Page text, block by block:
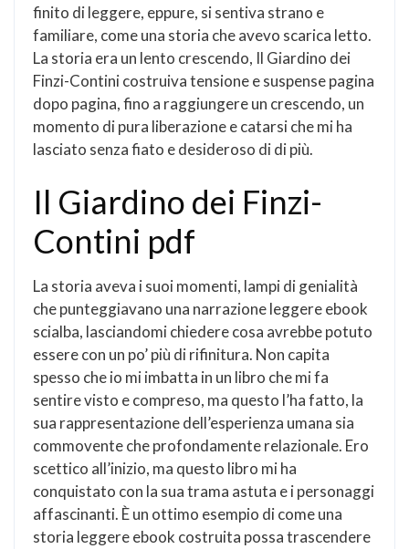
finito di leggere, eppure, si sentiva strano e
familiare, come una storia che avevo scarica letto.
La storia era un lento crescendo, Il Giardino dei
Finzi-Contini costruiva tensione e suspense pagina
dopo pagina, fino a raggiungere un crescendo, un
momento di pura liberazione e catarsi che mi ha
lasciato senza fiato e desideroso di di più.
Il Giardino dei Finzi-
Contini pdf
La storia aveva i suoi momenti, lampi di genialità
che punteggiavano una narrazione leggere ebook
scialba, lasciandomi chiedere cosa avrebbe potuto
essere con un po’ più di rifinitura. Non capita
spesso che io mi imbatta in un libro che mi fa
sentire visto e compreso, ma questo l’ha fatto, la
sua rappresentazione dell’esperienza umana sia
commovente che profondamente relazionale. Ero
scettico all’inizio, ma questo libro mi ha
conquistato con la sua trama astuta e i personaggi
affascinanti. È un ottimo esempio di come una
storia leggere ebook costruita possa trascendere